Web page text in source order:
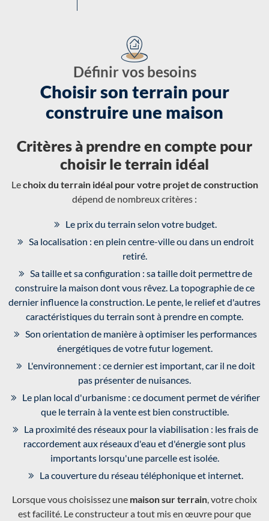
Définir vos besoins
Choisir son terrain pour
construire une maison
Critères à prendre en compte pour
choisir le terrain idéal
Lechoix du terrain idéal pour votre projet de construction
dépend de nombreux critères :
Le prix du terrain selon votre budget.
Sa localisation : en plein centre-ville ou dans un endroit
retiré.
Sa taille et sa configuration : sa taille doit permettre de
construire la maison dont vous rêvez. La topographie de ce
dernier influence la construction. Le pente, le relief et d'autres
caractéristiques du terrain sont à prendre en compte.
Son orientation de manière à optimiser les performances
énergétiques de votre futur logement.
L'environnement : ce dernier est important, car il ne doit
pas présenter de nuisances.
Le plan local d'urbanisme : ce document permet de vérifier
que le terrain à la vente est bien constructible.
La proximité des réseaux pour la viabilisation : les frais de
raccordement aux réseaux d'eau et d'énergie sont plus
importants lorsqu'une parcelle est isolée.
La couverture du réseau téléphonique et internet.
Lorsque vous choisissez une maison sur terrain , votre choix
est facilité. Le constructeur a tout mis en œuvre pour que